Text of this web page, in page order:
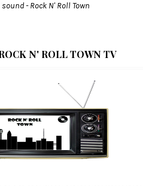
- Rock N' Roll Town
N' ROLL TOWN TV